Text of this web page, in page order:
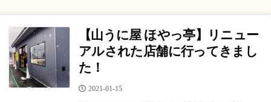
【山うに屋 ほやっ亭】リニュー
アルされた店舗に行ってきまし
た！
公
2021-01-15